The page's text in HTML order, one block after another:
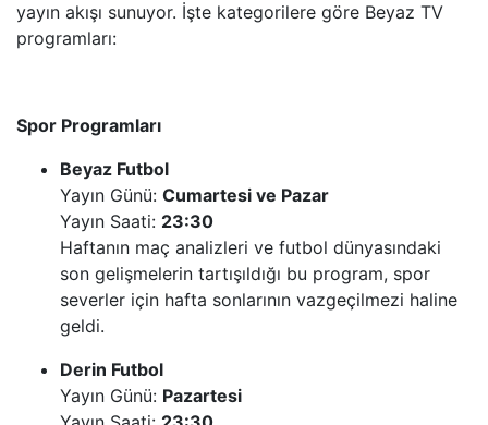
yayın akışı sunuyor. İşte kategorilere göre Beyaz TV
programları:
Spor Programları
Beyaz Futbol
Yayın Günü: Cumartesi ve Pazar
Yayın Saati: 23:30
Haftanın maç analizleri ve futbol dünyasındaki
son gelişmelerin tartışıldığı bu program, spor
severler için hafta sonlarının vazgeçilmezi haline
geldi.
Derin Futbol
Yayın Günü: Pazartesi